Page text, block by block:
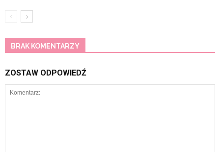
BRAK KOMENTARZY
ZOSTAW ODPOWIEDŹ